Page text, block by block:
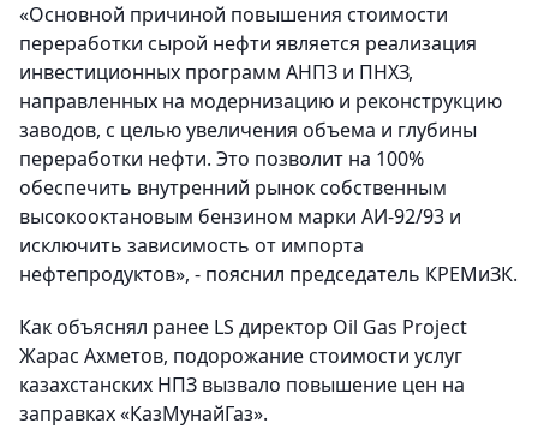
«Основной причиной повышения стоимости
переработки сырой нефти является реализация
инвестиционных программ АНПЗ и ПНХЗ,
направленных на модернизацию и реконструкцию
заводов, с целью увеличения объема и глубины
переработки нефти. Это позволит на 100%
обеспечить внутренний рынок собственным
высокооктановым бензином марки АИ-92/93 и
исключить зависимость от импорта
нефтепродуктов», - пояснил председатель КРЕМиЗК.
Как объяснял ранее LS директор Oil Gas Project
Жарас Ахметов, подорожание стоимости услуг
казахстанских НПЗ вызвало повышение цен на
заправках «КазМунайГаз».